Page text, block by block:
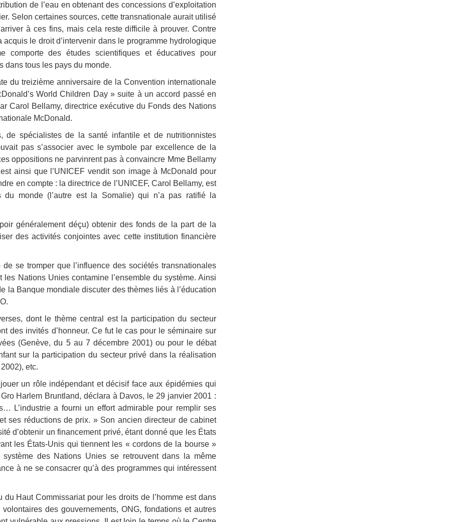
de l’eau en obtenant des concessions d’exploitation
Selon certaines sources, cette transnationale aurait utilisé
à ces fins, mais cela reste difficile à prouver. Contre
le droit d’intervenir dans le programme hydrologique
comporte des études scientifiques et éducatives pour
dans tous les pays du monde.
du treizième anniversaire de la Convention internationale
World Children Day » suite à un accord passé en
Carol Bellamy, directrice exécutive du Fonds des Nations
McDonald.
de spécialistes de la santé infantile et de nutritionnistes
pas s’associer avec le symbole par excellence de la
oppositions ne parvinrent pas à convaincre Mme Bellamy
ainsi que l’UNICEF vendit son image à McDonald pour
en compte : la directrice de l’UNICEF, Carol Bellamy, est
monde (l’autre est la Somalie) qui n’a pas ratifié la
généralement déçu) obtenir des fonds de la part de la
des activités conjointes avec cette institution financière
se tromper que l’influence des sociétés transnationales
Nations Unies contamine l’ensemble du système. Ainsi
la Banque mondiale discuter des thèmes liés à l’éducation
dont le thème central est la participation du secteur
des invités d’honneur. Ce fut le cas pour le séminaire sur
(Genève, du 5 au 7 décembre 2001) ou pour le débat
sur la participation du secteur privé dans la réalisation
etc.
un rôle indépendant et décisif face aux épidémies qui
Harlem Bruntland, déclara à Davos, le 29 janvier 2001 :
L’industrie a fourni un effort admirable pour remplir ses
ses réductions de prix. » Son ancien directeur de cabinet
d’obtenir un financement privé, étant donné que les États
les États-Unis qui tiennent les « cordons de la bourse »
des Nations Unies se retrouvent dans la même
à ne se consacrer qu’à des programmes qui intéressent
Haut Commissariat pour les droits de l’homme est dans
des gouvernements, ONG, fondations et autres